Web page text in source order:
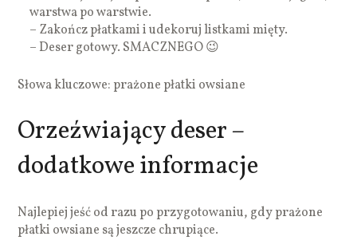
warstwa po warstwie.
– Zakończ płatkami i udekoruj listkami mięty.
– Deser gotowy. SMACZNEGO 😉
Słowa kluczowe: prażone płatki owsiane
Orzeźwiający deser –
dodatkowe informacje
Najlepiej jeść od razu po przygotowaniu, gdy prażone
płatki owsiane są jeszcze chrupiące.